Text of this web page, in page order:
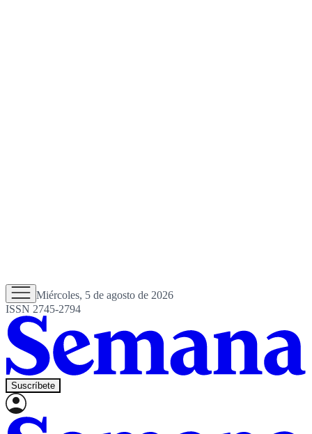
Miércoles, 5 de agosto de 2026
ISSN 2745-2794
Suscríbete